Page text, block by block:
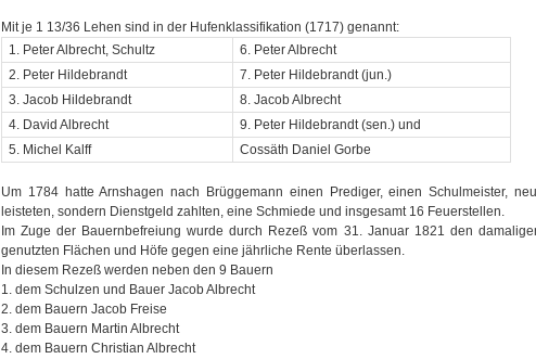
Mit je 1 13/36 Lehen sind in der Hufenklassifikation (1717) genannt:
1. Peter Albrecht, Schultz
6. Peter Albrecht
2. Peter Hildebrandt
7. Peter Hildebrandt (jun.)
3. Jacob Hildebrandt
8. Jacob Albrecht
4. David Albrecht
9. Peter Hildebrandt (sen.) und
5. Michel Kalff
Cossäth Daniel Gorbe
Um 1784 hatte Arnshagen nach Brüggemann einen Prediger, einen Schulmeister,
leisteten, sondern Dienstgeld zahlten, eine Schmiede und insgesamt 16 Feuerstellen.
Im Zuge der Bauernbefreiung wurde durch Rezeß vom 31. Januar 1821 den
genutzten Flächen und Höfe gegen eine jährliche Rente überlassen.
In diesem Rezeß werden neben den 9 Bauern
1. dem Schulzen und Bauer Jacob Albrecht
2. dem Bauern Jacob Freise
3. dem Bauern Martin Albrecht
4. dem Bauern Christian Albrecht